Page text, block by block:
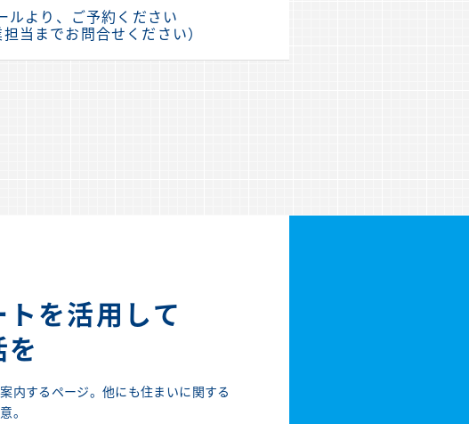
ルより、ご予約ください
当までお問合せください）
を活用して
内するページ。他にも住まいに関する
。